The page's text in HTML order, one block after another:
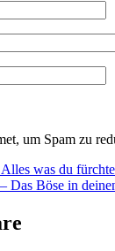
um Spam zu
was du
Das Böse in